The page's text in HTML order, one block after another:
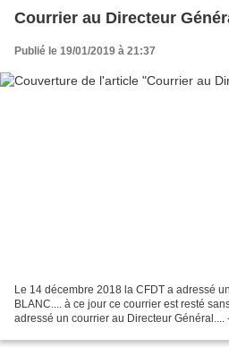
Courrier au Directeur
Publié le 19/01/2019 à 21:37
Le 14 décembre 2018 la CFDT a adressé
BLANC.... à ce jour ce courrier est resté
adressé un courrier au Directeur Général.... - courrier au Directeur